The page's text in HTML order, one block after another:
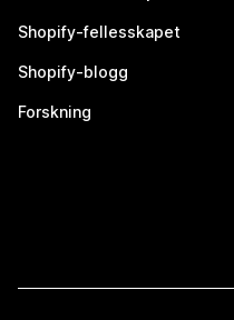
Shopify-fellesskapet
Shopify-blogg
Forskning